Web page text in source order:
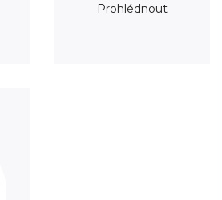
Prohlédnout